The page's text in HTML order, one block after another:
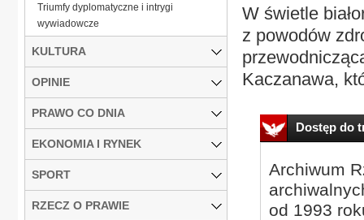
W świetle
z powodów
Kaczanawa,
Dostęp do
Archiwum
od 1993
Triumfy dyplomatyczne i intrygi
wywiadowcze
KULTURA
OPINIE
PRAWO CO DNIA
EKONOMIA I RYNEK
SPORT
RZECZ O PRAWIE